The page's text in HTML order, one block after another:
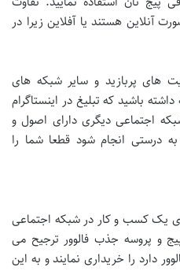
آنلاین هستند یا آفلاین زیرا در
های پربازید و سایر شبکه های
باشید که تبلیغ در اینستاگرام
اجتماعی دیگری دارای اصول و
درستی انجام شود قطعا شما را
یک کسب و کار در شبکه اجتماعی
و پروسه جذب فالوور ترجیح می
دارد را خریداری نمایند و به این